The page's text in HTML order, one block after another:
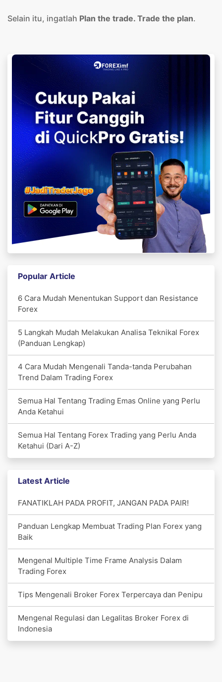
Selain itu, ingatlah Plan the trade. Trade the plan.
Popular Article
6 Cara Mudah Menentukan Support dan Resistance
Forex
5 Langkah Mudah Melakukan Analisa Teknikal Forex
(Panduan Lengkap)
4 Cara Mudah Mengenali Tanda-tanda Perubahan
Trend Dalam Trading Forex
Semua Hal Tentang Trading Emas Online yang Perlu
Anda Ketahui
Semua Hal Tentang Forex Trading yang Perlu Anda
Ketahui (Dari A-Z)
Latest Article
FANATIKLAH PADA PROFIT, JANGAN PADA PAIR!
Panduan Lengkap Membuat Trading Plan Forex yang
Baik
Mengenal Multiple Time Frame Analysis Dalam
Trading Forex
Tips Mengenali Broker Forex Terpercaya dan Penipu
Mengenal Regulasi dan Legalitas Broker Forex di
Indonesia